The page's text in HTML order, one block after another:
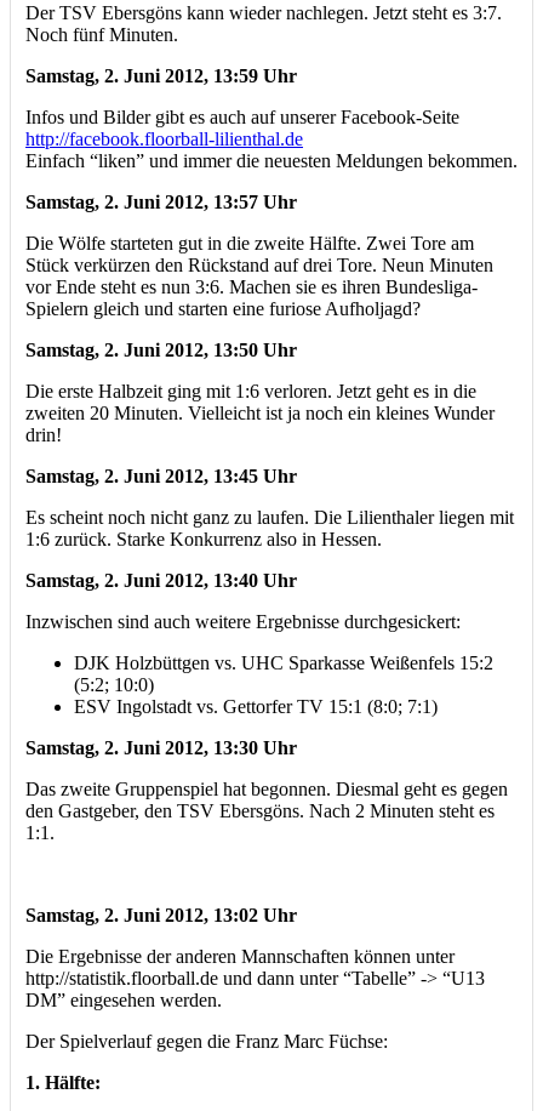
Der TSV Ebersgöns kann wieder nachlegen. Jetzt steht es 3:7.
Noch fünf Minuten.
Samstag, 2. Juni 2012, 13:59 Uhr
Infos und Bilder gibt es auch auf unserer Facebook-Seite
http://facebook.floorball-lilienthal.de
Einfach “liken” und immer die neuesten Meldungen bekommen.
Samstag, 2. Juni 2012, 13:57 Uhr
Die Wölfe starteten gut in die zweite Hälfte. Zwei Tore am
Stück verkürzen den Rückstand auf drei Tore. Neun Minuten
vor Ende steht es nun 3:6. Machen sie es ihren Bundesliga-
Spielern gleich und starten eine furiose Aufholjagd?
Samstag, 2. Juni 2012, 13:50 Uhr
Die erste Halbzeit ging mit 1:6 verloren. Jetzt geht es in die
zweiten 20 Minuten. Vielleicht ist ja noch ein kleines Wunder
drin!
Samstag, 2. Juni 2012, 13:45 Uhr
Es scheint noch nicht ganz zu laufen. Die Lilienthaler liegen mit
1:6 zurück. Starke Konkurrenz also in Hessen.
Samstag, 2. Juni 2012, 13:40 Uhr
Inzwischen sind auch weitere Ergebnisse durchgesickert:
DJK Holzbüttgen vs. UHC Sparkasse Weißenfels 15:2
(5:2; 10:0)
ESV Ingolstadt vs. Gettorfer TV 15:1 (8:0; 7:1)
Samstag, 2. Juni 2012, 13:30 Uhr
Das zweite Gruppenspiel hat begonnen. Diesmal geht es gegen
den Gastgeber, den TSV Ebersgöns. Nach 2 Minuten steht es
1:1.
Samstag, 2. Juni 2012, 13:02 Uhr
Die Ergebnisse der anderen Mannschaften können unter
http://statistik.floorball.de und dann unter “Tabelle” -> “U13
DM” eingesehen werden.
Der Spielverlauf gegen die Franz Marc Füchse:
1. Hälfte: